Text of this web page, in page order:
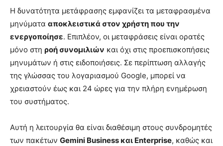
Η δυνατότητα μετάφρασης εμφανίζει τα μεταφρασμένα
μηνύματα αποκλειστικά στον χρήστη που την
ενεργοποίησε. Επιπλέον, οι μεταφράσεις είναι ορατές
μόνο στη ροή συνομιλιών και όχι στις προεπισκοπήσεις
μηνυμάτων ή στις ειδοποιήσεις. Σε περίπτωση αλλαγής
της γλώσσας του λογαριασμού Google, μπορεί να
χρειαστούν έως και 24 ώρες για την πλήρη ενημέρωση
του συστήματος.
Αυτή η λειτουργία θα είναι διαθέσιμη στους συνδρομητές
των πακέτων Gemini Business και Enterprise, καθώς και